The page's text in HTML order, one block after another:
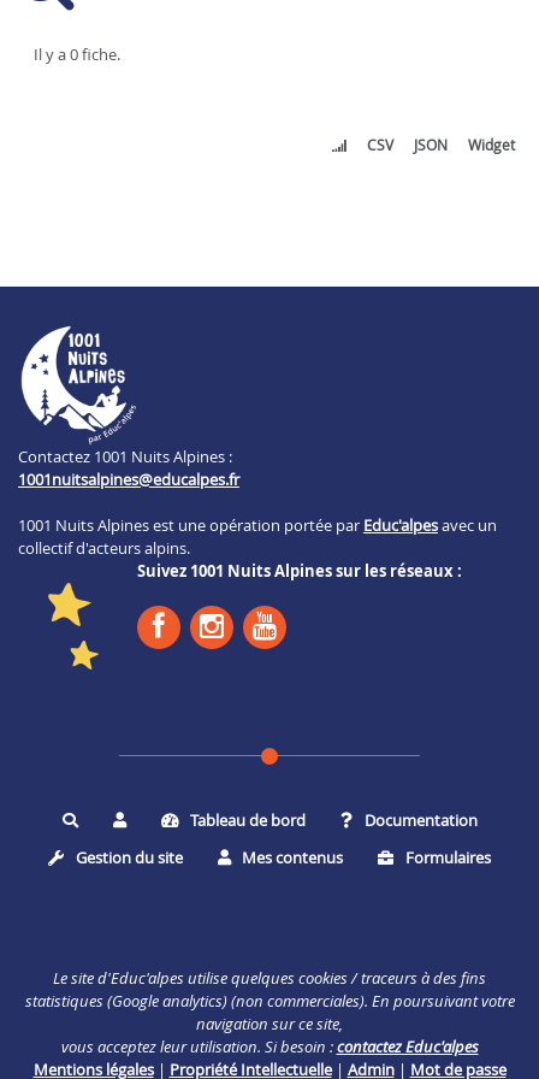
Il y a 0 fiche.
CSV JSON Widget
Contactez 1001 Nuits Alpines :
1001nuitsalpines@educalpes.fr
1001 Nuits Alpines est une opération portée par Educ'alpesavec un
collectif d'acteurs alpins.
Suivez 1001 Nuits Alpines sur les réseaux :
Rechercher Tableau de bord
Documentation
Gestion du site
Mes contenus Formulaires
Le site d'Educ'alpes utilise quelques cookies / traceurs à des fins
statistiques (Google analytics) (non commerciales). En poursuivant votre
navigation sur ce site,
vous acceptez leur utilisation. Si besoin :contactez Educ'alpes
Mentions légales| Propriété Intellectuelle| Admin| Mot de passe